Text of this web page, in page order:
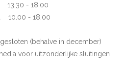
- 18.00
10.00 - 18.00
(behalve in december)
voor uitzonderlijke sluitingen.